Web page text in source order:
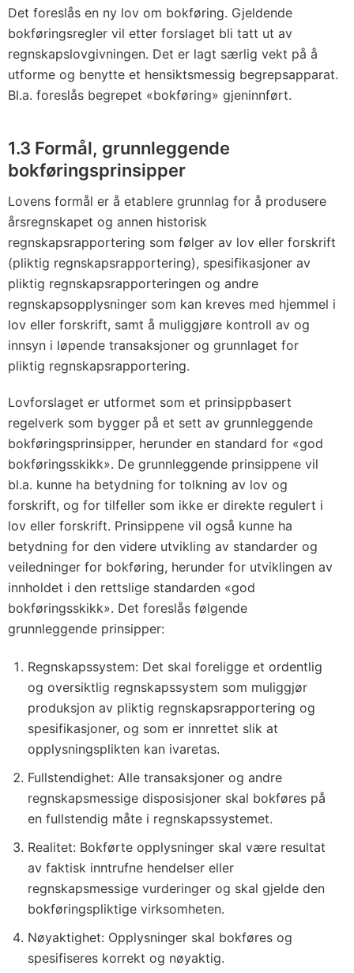
Det foreslås en ny lov om bokføring. Gjeldende
bokføringsregler vil etter forslaget bli tatt ut av
regnskapslovgivningen. Det er lagt særlig vekt på å
utforme og benytte et hensiktsmessig begrepsapparat.
Bl.a. foreslås begrepet «bokføring» gjeninnført.
1.3 Formål, grunnleggende
bokføringsprinsipper
Lovens formål er å etablere grunnlag for å produsere
årsregnskapet og annen historisk
regnskapsrapportering som følger av lov eller forskrift
(pliktig regnskapsrapportering), spesifikasjoner av
pliktig regnskapsrapporteringen og andre
regnskapsopplysninger som kan kreves med hjemmel i
lov eller forskrift, samt å muliggjøre kontroll av og
innsyn i løpende transaksjoner og grunnlaget for
pliktig regnskapsrapportering.
Lovforslaget er utformet som et prinsippbasert
regelverk som bygger på et sett av grunnleggende
bokføringsprinsipper, herunder en standard for «god
bokføringsskikk». De grunnleggende prinsippene vil
bl.a. kunne ha betydning for tolkning av lov og
forskrift, og for tilfeller som ikke er direkte regulert i
lov eller forskrift. Prinsippene vil også kunne ha
betydning for den videre utvikling av standarder og
veiledninger for bokføring, herunder for utviklingen av
innholdet i den rettslige standarden «god
bokføringsskikk». Det foreslås følgende
grunnleggende prinsipper:
Regnskapssystem: Det skal foreligge et ordentlig
og oversiktlig regnskapssystem som muliggjør
produksjon av pliktig regnskapsrapportering og
spesifikasjoner, og som er innrettet slik at
opplysningsplikten kan ivaretas.
Fullstendighet: Alle transaksjoner og andre
regnskapsmessige disposisjoner skal bokføres på
en fullstendig måte i regnskapssystemet.
Realitet: Bokførte opplysninger skal være resultat
av faktisk inntrufne hendelser eller
regnskapsmessige vurderinger og skal gjelde den
bokføringspliktige virksomheten.
Nøyaktighet: Opplysninger skal bokføres og
spesifiseres korrekt og nøyaktig.